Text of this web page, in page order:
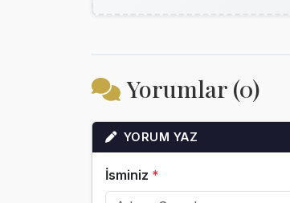
Yorumlar (0)
YORUM YAZ
İsminiz *